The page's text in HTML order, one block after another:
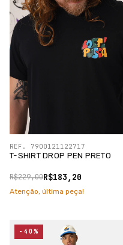
T-SHIRT DROP PEN PRETO
R$183,20
R$229,00
REF. 7900121122717
Atenção, última peça!
-40%